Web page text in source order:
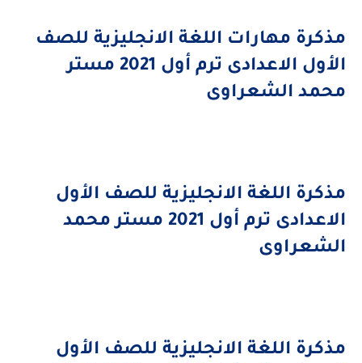
مذكرة مهارات اللغة الانجليزية للصف
الأول الاعدادى ترم أول 2021 مستر
محمد الشعراوى
مذكرة اللغة الانجليزية للصف الأول
الاعدادى ترم أول 2021 مستر محمد
الشعراوى
مذكرة اللغة الانجليزية للصف الأول